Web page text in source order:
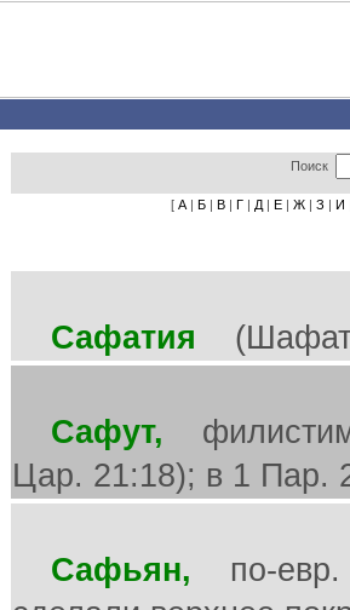
Поиск
[ А | Б | В | Г | Д | Е | Ж | З | И
Сафатия
Сафут,
Цар. 21:18); в 1 Пар.
Сафьян, по-евр.